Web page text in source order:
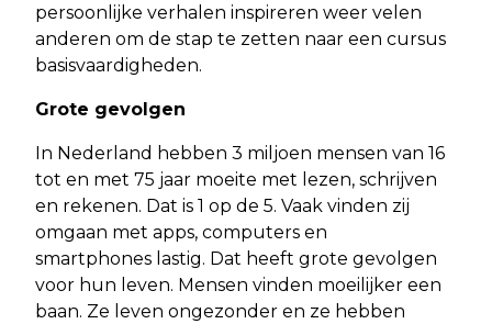
persoonlijke verhalen inspireren weer velen
anderen om de stap te zetten naar een cursus
basisvaardigheden.
Grote gevolgen
In Nederland hebben 3 miljoen mensen van 16
tot en met 75 jaar moeite met lezen, schrijven
en rekenen. Dat is 1 op de 5. Vaak vinden zij
omgaan met apps, computers en
smartphones lastig. Dat heeft grote gevolgen
voor hun leven. Mensen vinden moeilijker een
baan. Ze leven ongezonder en ze hebben